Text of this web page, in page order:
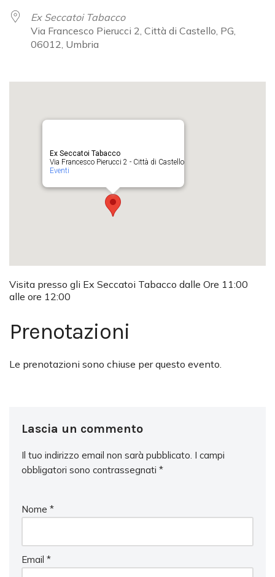
Ex Seccatoi Tabacco
Via Francesco Pierucci 2, Città di Castello, PG,
06012, Umbria
Ex Seccatoi Tabacco
Via Francesco Pierucci 2 - Città di Castello
Eventi
Visita presso gli Ex Seccatoi Tabacco dalle Ore 11:00
alle ore 12:00
Prenotazioni
Le prenotazioni sono chiuse per questo evento.
Lascia un commento
Il tuo indirizzo email non sarà pubblicato. I campi
obbligatori sono contrassegnati *
Nome *
Email *